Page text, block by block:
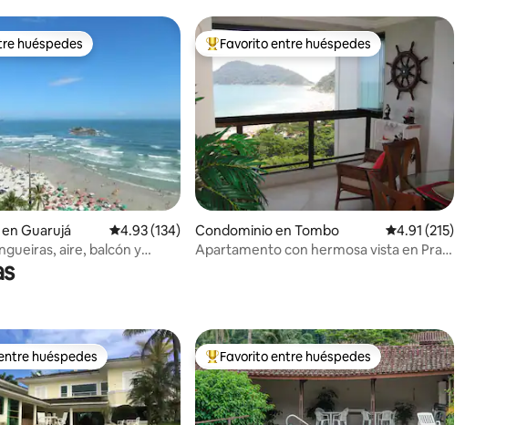
de 5; 115 evaluaciones
huéspedes
huéspedes
Guarujá Calificación promedio: 4.93 de 5; 134 evaluaciones
4.93 (134)
aire, balcón y
De los mejores en Favorito entre huéspedes
Favorito entre huéspedes
Condominio en Tombo Calificación promedio:
4.91 (215)
Apartamento con hermosa vista en Praia
en Favorito entre huéspedes
huéspedes De los mejores en Favorito entre huéspedes
Favorito entre huéspedes